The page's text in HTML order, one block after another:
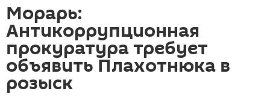
Морарь:
Антикоррупционная
прокуратура требует
объявить Плахотнюка в
розыск